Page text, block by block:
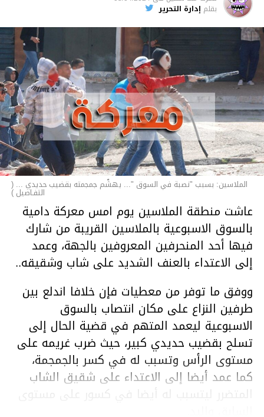
الأخبار
بقلم إدارة التحرير
الملاسين: بسبب "نصبة في السوق "... يهشّم جمجمته بقضيب حديدي ... (
التفـاصيل )
عاشت منطقة الملاسين يوم امس معركة دامية
بالسوق الاسبوعية بالملاسين القريبة من شارك
فيها أحد المنحرفين المعروفين بالجهة، وعمد
إلى الاعتداء بالعنف الشديد على شاب وشقيقه..
ووفق ما توفر من معطيات فإن خلافا اندلع بين
طرفين النزاع على مكان انتصاب بالسوق
الاسبوعية ليعمد المتهم في قضية الحال إلى
تسلح بقضيب حديدي كبير، حيث ضرب غريمه على
مستوى الرأس وتسبب له في كسر بالجمجمة،
كما عمد أيضا إلى الاعتداء على شقيق الشاب
المتضرر ليتسبب له أيضا في كسور على مستوى